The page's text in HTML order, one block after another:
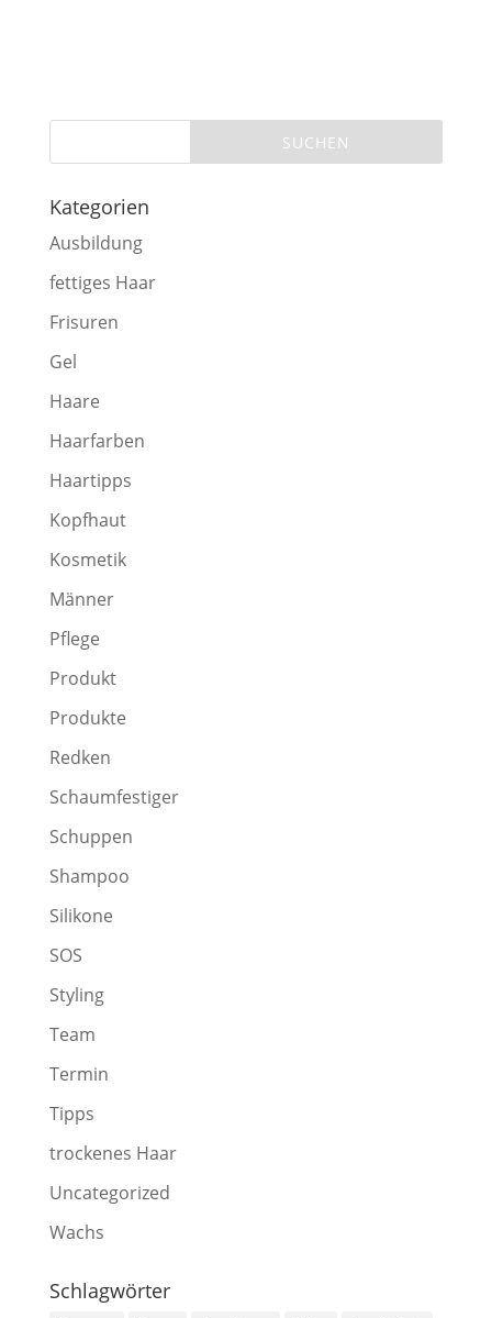
Kategorien
Ausbildung
fettiges Haar
Frisuren
Gel
Haare
Haarfarben
Haartipps
Kopfhaut
Kosmetik
Männer
Pflege
Produkt
Produkte
Redken
Schaumfestiger
Schuppen
Shampoo
Silikone
SOS
Styling
Team
Termin
Tipps
trockenes Haar
Uncategorized
Wachs
Schlagwörter